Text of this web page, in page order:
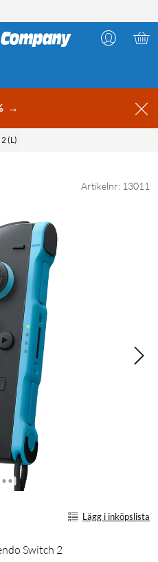
→
(L)
Artikelnr: 13011
Lägg i inköpslista
Switch 2